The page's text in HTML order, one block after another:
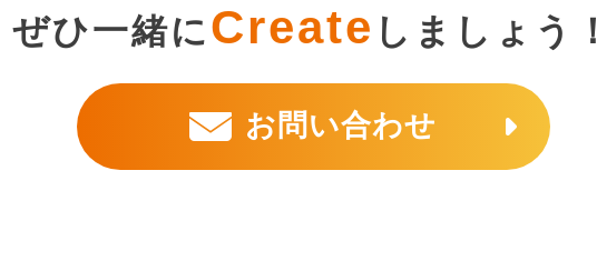
ぜひ一緒にCreate しましょう！
お問い合わせ